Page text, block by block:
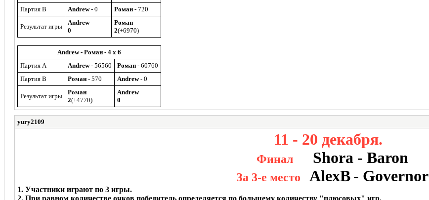
Партия B
Andrew- 0 Роман - 720
Результат игры
Andrew
0
Роман
2(+6970)
Andrew - Роман - 4 x 6
Партия A
Andrew- 56560 Роман - 60760
Партия B
Роман - 570 Andrew- 0
Результат игры
Роман
2(+4770)
Andrew
0
yury2109
11 - 20 декабря.
ФиналShora - Baron
За 3-е место AlexB - Governor
1. Участники играют по 3 игры.
2. При равном количестве очков победитель определяется по большему количеству "плюсовых" игр.